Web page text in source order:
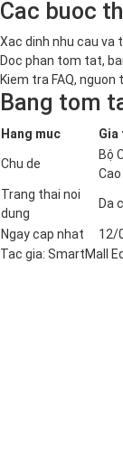
Cac buoc
Xac dinh nhu cau va
Doc phan tom tat,
Kiem tra FAQ, nguon
Bang tom
Hang muc Gia
Chu de
Bộ
Cao
Trang thai noi
dung
Da
Ngay cap nhat
12/
Tac gia: SmartMall